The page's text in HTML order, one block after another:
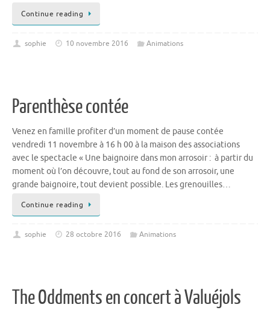
Continue reading
sophie 10 novembre 2016 Animations
Parenthèse contée
Venez en famille profiter d’un moment de pause contée
vendredi 11 novembre à 16 h 00 à la maison des associations
avec le spectacle « Une baignoire dans mon arrosoir : à partir du
moment où l’on découvre, tout au fond de son arrosoir, une
grande baignoire, tout devient possible. Les grenouilles…
Continue reading
sophie 28 octobre 2016 Animations
The Oddments en concert à Valuéjols